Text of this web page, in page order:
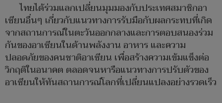
ไทยได้ร่วมแลกเปลี่ยนมุมมองกับประเทศสมาชิกอา
เซียนอื่นๆ เกี่ยวกับแนวทางการรับมือกับผลกระทบที่เกิด
จากสถานการณ์ในตะวันออกกลางและการตอบสนองร่วม
กันของอาเซียนในด้านพลังงาน อาหาร และความ
ปลอดภัยของคนชาติอาเซียน เพื่อสร้างความเข้มแข็งต่อ
วิกฤติในอนาคต ตลอดจนหารือแนวทางการปรับตัวของ
อาเซียนให้ทันสถานการณ์โลกที่เปลี่ยนแปลงอย่างรวดเร็ว